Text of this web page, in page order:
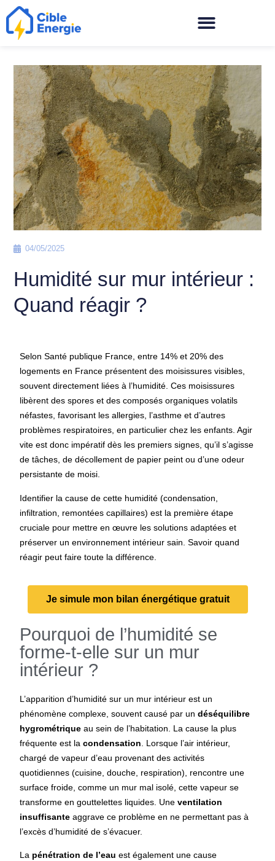
04/05/2025
Humidité sur mur intérieur :
Quand réagir ?
Selon Santé publique France, entre 14% et 20% des
logements en France présentent des moisissures visibles,
souvent directement liées à l’humidité. Ces moisissures
libèrent des spores et des composés organiques volatils
néfastes, favorisant les allergies, l’asthme et d’autres
problèmes respiratoires, en particulier chez les enfants. Agir
vite est donc impératif dès les premiers signes, qu’il s’agisse
de tâches, de décollement de papier peint ou d’une odeur
persistante de moisi.
Identifier la cause de cette humidité (condensation,
infiltration, remontées capillaires) est la première étape
cruciale pour mettre en œuvre les solutions adaptées et
préserver un environnement intérieur sain. Savoir quand
réagir peut faire toute la différence.
Je simule mon bilan énergétique gratuit
Pourquoi de l’humidité se
forme-t-elle sur un mur
intérieur ?
L’apparition d’humidité sur un mur intérieur est un
phénomène complexe, souvent causé par undéséquilibre
hygrométrique au sein de l’habitation. La cause la plus
fréquente est lacondensation . Lorsque l’air intérieur,
chargé de vapeur d’eau provenant des activités
quotidiennes (cuisine, douche, respiration), rencontre une
surface froide, comme un mur mal isolé, cette vapeur se
transforme en gouttelettes liquides. Uneventilation
insuffisante aggrave ce problème en ne permettant pas à
l’excès d’humidité de s’évacuer.
La pénétration de l’eau est également une cause